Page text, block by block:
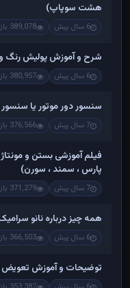
هشت سوپاپ)
6 سال پیش 389,078 بازدید
شرح و آموزش پولیش رنگ
6 سال پیش 380,957 بازدید
سنسور دور موتور یا
7 سال پیش 376,566 بازدید
پارس ، سمند ، سورن)
7 سال پیش 371,279 بازدید
همه چیز درباره نانو
6 سال پیش 366,503 بازدید
توضیحات و آموزش تعویض